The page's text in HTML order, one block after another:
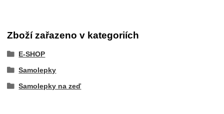
Zboží zařazeno v kategoriích
E-SHOP
Samolepky
Samolepky na zeď